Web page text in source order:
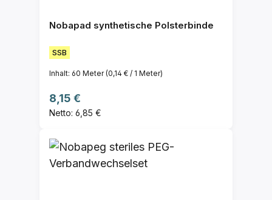
Nobapad synthetische Polsterbinde
SSB
Inhalt: 60 Meter(0,14 € / 1 Meter)
Regulärer Preis:
8,15 €
Netto: 6,85 €